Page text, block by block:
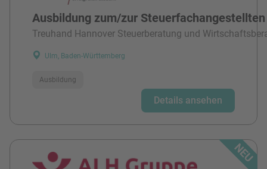
Ausbildung zum/zur
Treuhand Hannover Steuerberatung und
Ulm, Baden-Württemberg
Ausbildung
Details ansehen